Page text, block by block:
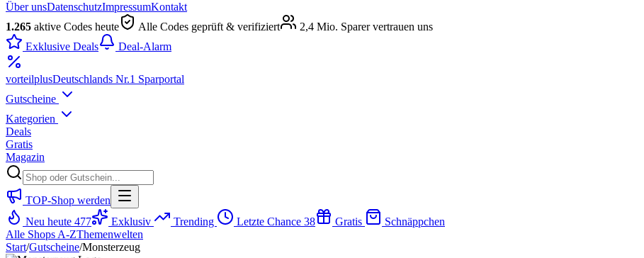
Über unsDatenschutzImpressumKontakt
1.265 aktive Codes heute Alle Codes geprüft & verifiziert
2,4 Mio. Sparer vertrauen uns
Exklusive Deals
Deal-Alarm
vorteilplusDeutschlands Nr.1 Sparportal
Gutscheine
Kategorien
Deals
Gratis
Magazin
TOP-Shop werden
Neu heute 477 Exklusiv Trending Letzte Chance 38 Gratis
Schnäppchen
Alle Shops A-ZThemenwelten
Start/Gutscheine/Monsterzeug